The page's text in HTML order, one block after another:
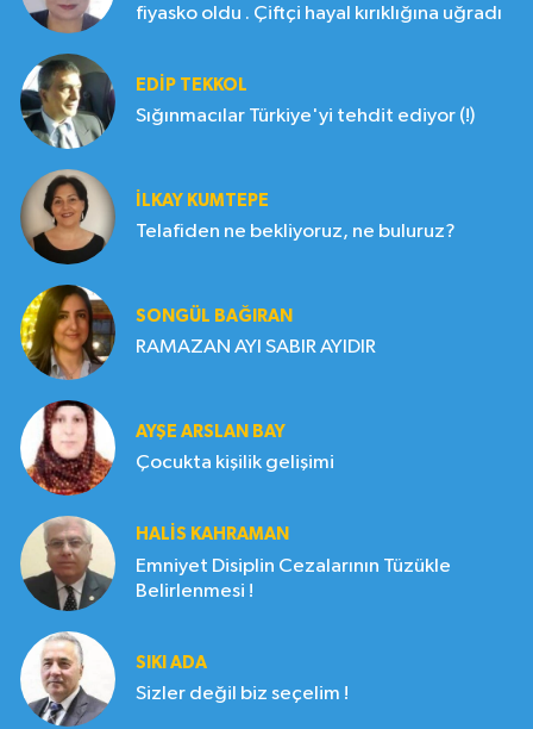
fiyasko oldu . Çiftçi hayal kırıklığına uğradı
EDIP TEKKOL
Sığınmacılar Türkiye'yi tehdit ediyor (!)
İLKAY KUMTEPE
Telafiden ne bekliyoruz, ne buluruz?
SONGÜL BAĞIRAN
RAMAZAN AYI SABIR AYIDIR
AYŞE ARSLAN BAY
Çocukta kişilik gelişimi
HALIS KAHRAMAN
Emniyet Disiplin Cezalarının Tüzükle
Belirlenmesi !
SIKI ADA
Sizler değil biz seçelim !